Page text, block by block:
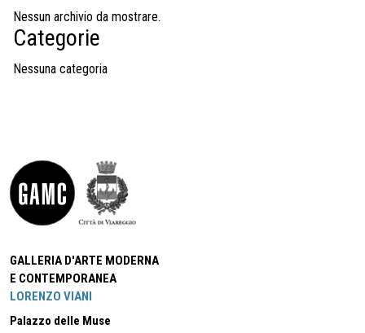
Nessun archivio da mostrare.
Categorie
Nessuna categoria
GALLERIA D'ARTE MODERNA
E CONTEMPORANEA
LORENZO VIANI
Palazzo delle Muse